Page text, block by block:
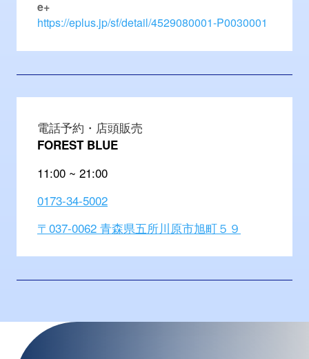
e+
https://eplus.jp/sf/detail/4529080001-P0030001
電話予約・店頭販売
FOREST BLUE
11:00 ~ 21:00
0173-34-5002
〒037-0062 青森県五所川原市旭町５９